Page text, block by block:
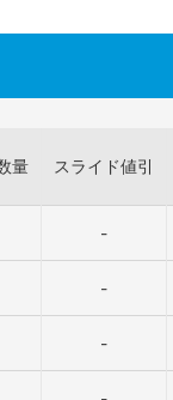
量 スライド値引
-
-
-